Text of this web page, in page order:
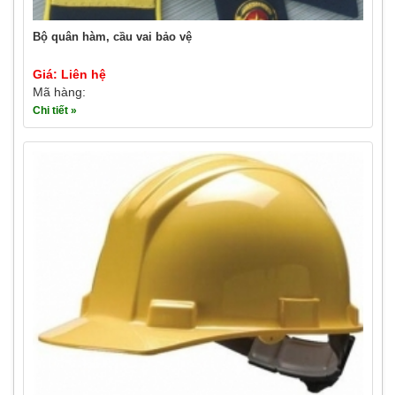
Bộ quân hàm, cầu vai bảo vệ
Giá: Liên hệ
Mã hàng:
Chi tiết »